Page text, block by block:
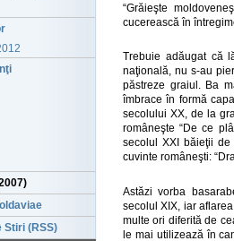
Stiri (RSS)
“Grăieşte
cucerească în
Trebuie adăugat că
naţională, nu s-au
păstreze graiul. Ba
îmbrace în formă
secolului XX, de la
româneşte “De ce
secolul XXI băieţii de
cuvinte româneşti:
Astăzi vorba
secolul XIX, iar
multe ori diferită de
le mai utilizează în